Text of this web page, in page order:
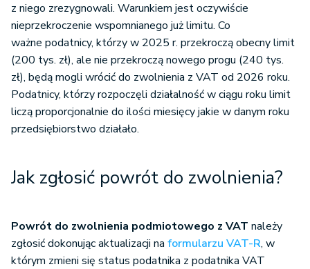
z niego zrezygnowali. Warunkiem jest oczywiście
nieprzekroczenie wspomnianego już limitu. Co
ważne podatnicy, którzy w 2025 r. przekroczą obecny limit
(200 tys. zł), ale nie przekroczą nowego progu (240 tys.
zł), będą mogli wrócić do zwolnienia z VAT od 2026 roku.
Podatnicy, którzy rozpoczęli działalność w ciągu roku limit
liczą proporcjonalnie do ilości miesięcy jakie w danym roku
przedsiębiorstwo działało.
Jak zgłosić powrót do zwolnienia?
Powrót do zwolnienia podmiotowego z VAT należy
zgłosić dokonując aktualizacji na formularzu VAT-R, w
którym zmieni się status podatnika z podatnika VAT